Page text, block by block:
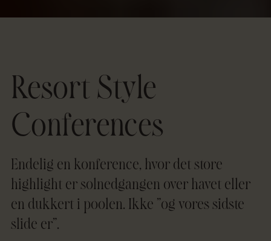
Resort Style
Conferences
Endelig en konference, hvor det store
highlight er solnedgangen over havet eller
en dukkert i poolen. Ikke “og vores sidste
slide er”.